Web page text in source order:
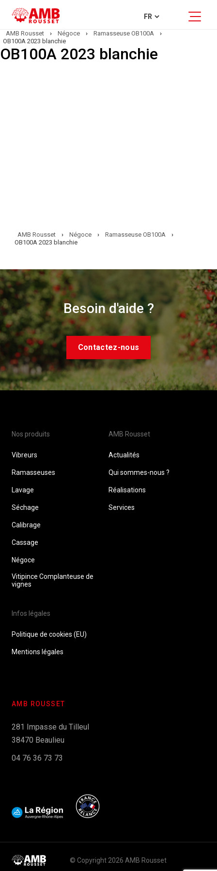
AMB Rousset › Négoce › Ramasseuse OB100A
›
OB100A 2023 blanchie
OB100A 2023 blanchie
AMB Rousset › Négoce › Ramasseuse OB100A
›
OB100A 2023 blanchie
Besoin d'aide ?
Contactez-nous
Nos produits
Vibreurs
Ramasseuses
Lavage
Séchage
Calibrage
Cassage
Négoce
Vitipince Complanteuse de
vignes
AMB Rousset
Actualités
Qui sommes-nous ?
Réalisations
Services
Infos légales
Politique de cookies (EU)
Mentions légales
AMB ROUSSET
281 Impasse du Tilleul
38470 Beaulieu
04 76 36 73 73
© Copyright 2026 AMB Rousset